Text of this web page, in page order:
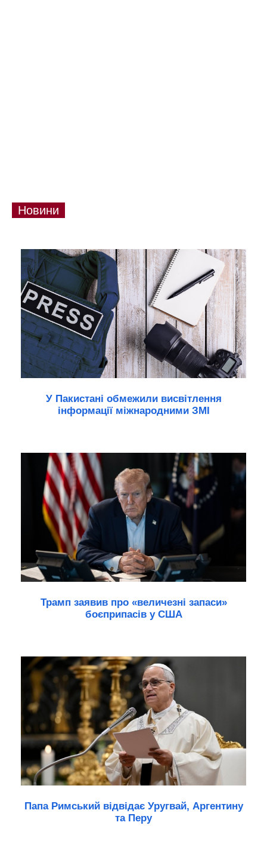
Новини
У Пакистані обмежили висвітлення
інформації міжнародними ЗМІ
Трамп заявив про «величезні запаси»
боєприпасів у США
Папа Римський відвідає Уругвай, Аргентину
та Перу